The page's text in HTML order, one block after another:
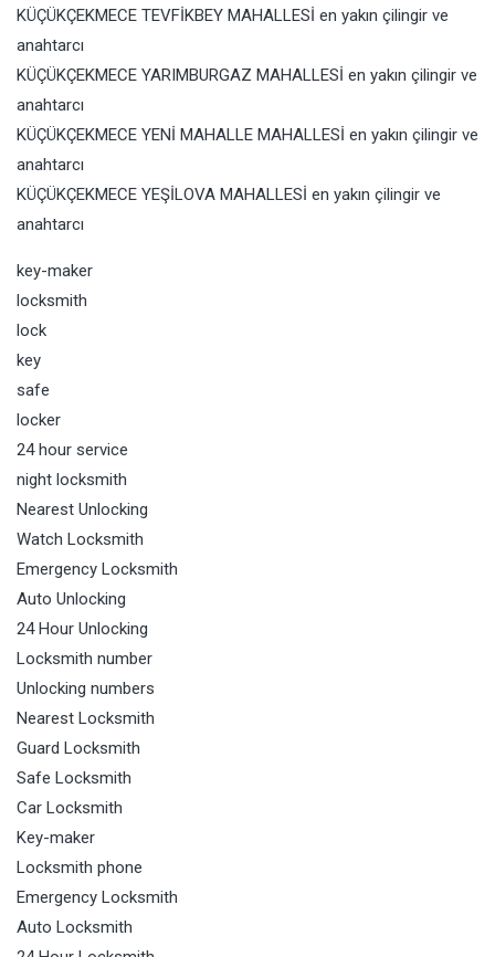
KÜÇÜKÇEKMECE TEVFİKBEY MAHALLESİ en yakın çilingir ve
anahtarcı
KÜÇÜKÇEKMECE YARIMBURGAZ MAHALLESİ en yakın çilingir ve
anahtarcı
KÜÇÜKÇEKMECE YENİ MAHALLE MAHALLESİ en yakın çilingir ve
anahtarcı
KÜÇÜKÇEKMECE YEŞİLOVA MAHALLESİ en yakın çilingir ve
anahtarcı
key-maker
locksmith
lock
key
safe
locker
24 hour service
night locksmith
Nearest Unlocking
Watch Locksmith
Emergency Locksmith
Auto Unlocking
24 Hour Unlocking
Locksmith number
Unlocking numbers
Nearest Locksmith
Guard Locksmith
Safe Locksmith
Car Locksmith
Key-maker
Locksmith phone
Emergency Locksmith
Auto Locksmith